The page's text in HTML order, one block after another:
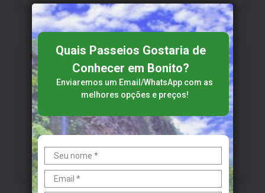
regina duarte fotografia
Excelente atendimento! O Ivan se desdobrou
para atender nossos desejos e resolver todos os
problemas que tivemos na viagem!
Quais Passeios Gostaria de
Conhecer em Bonito?
Enviaremos um Email/WhatsApp​​​​ com as
melhores opções e preços!